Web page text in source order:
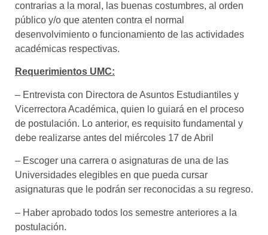
contrarias a la moral, las buenas costumbres, al orden
público y/o que atenten contra el normal
desenvolvimiento o funcionamiento de las actividades
académicas respectivas.
Requerimientos UMC:
– Entrevista con Directora de Asuntos Estudiantiles y
Vicerrectora Académica, quien lo guiará en el proceso
de postulación. Lo anterior, es requisito fundamental y
debe realizarse antes del miércoles 17 de Abril
– Escoger una carrera o asignaturas de una de las
Universidades elegibles en que pueda cursar
asignaturas que le podrán ser reconocidas a su regreso.
– Haber aprobado todos los semestre anteriores a la
postulación.